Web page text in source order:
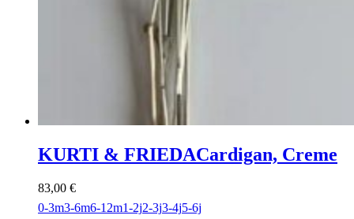
KURTI & FRIEDACardigan, Creme
83,00 €
0-3m3-6m6-12m1-2j2-3j3-4j5-6j